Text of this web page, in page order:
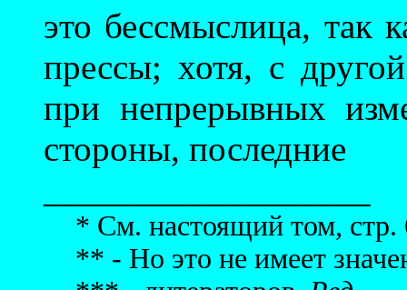
это бессмыслица, так
прессы; хотя, с
при непрерывных
стороны, последние
* См. настоящий том,
** - Но это не имеет